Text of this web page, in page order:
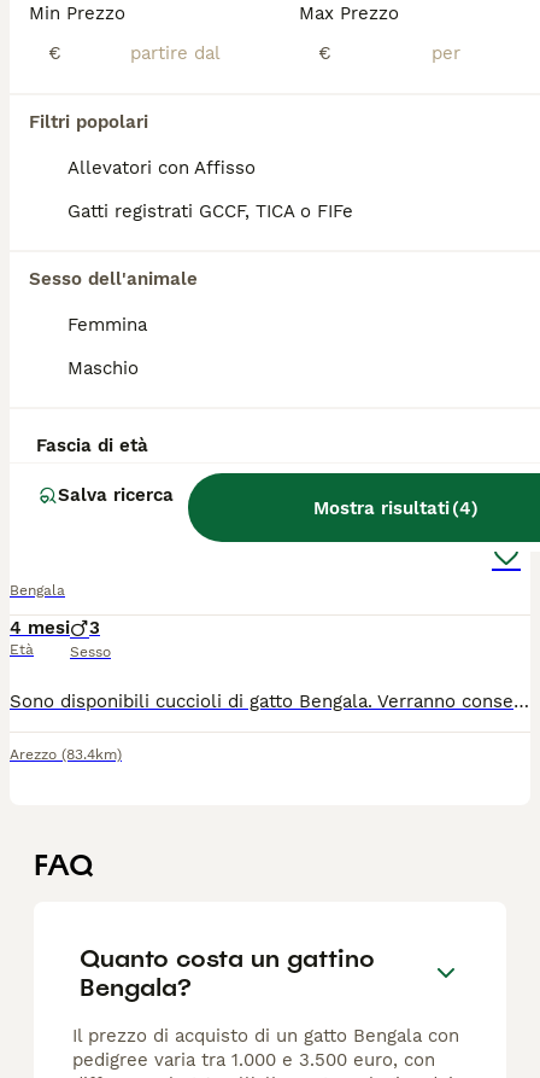
Min Prezzo
€
Max Prezzo
€
Filtri popolari
Allevatori con Affisso
Gatti registrati GCCF, TICA o FIFe
Sesso dell'animale
Femmina
Maschio
Fascia di età
Salva ricerca
Mostra risultati(4)
CUCCIOLI BENGALA
Sesso
4 1
Cucciolo Bengala
Bengala
4 mesi
Età
3
Sesso
Sono disponibili cuccioli di gatto Bengala. Verranno consegnati con regolare ciclo di sverminazione, vaccini e pedigree. Per info scrivere o chiamare. Emanuele e Alessandra
Arezzo (83.4km)
FAQ
Quanto costa un gattino
Bengala?
Il prezzo di acquisto di un gatto Bengala con
pedigree varia tra 1.000 e 3.500 euro, con